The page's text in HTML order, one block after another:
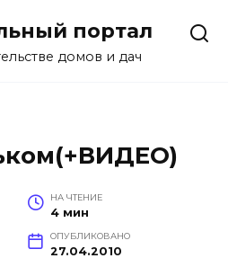
портал
домов и дач
НА ЧТЕНИЕ
4 мин
ОПУБЛИКОВАНО
27.04.2010